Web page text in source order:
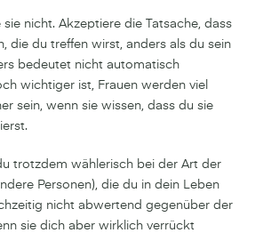
sie nicht. Akzeptiere die Tatsache, dass
die du treffen wirst, anders als du sein
bedeutet nicht automatisch
wichtiger ist, Frauen werden viel
sein, wenn sie wissen, dass du sie
trotzdem wählerisch bei der Art der
Personen), die du in dein Leben
nicht abwertend gegenüber der
sie dich aber wirklich verrückt